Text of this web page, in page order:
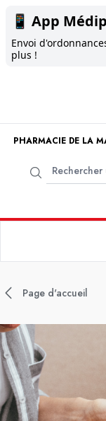
📱 App
Envoi
plus !
PHARMACIE DE LA
Page d'accueil